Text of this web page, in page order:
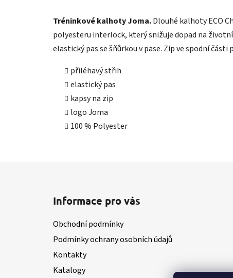
Tréninkové kalhoty Joma.Dlouhé kalhoty ECO
polyesteru interlock, který snižuje dopad na
elastický pas se šňůrkou v pase. Zip ve spodní
přiléhavý střih
elastický pas
kapsy na zip
logo Joma
100 % Polyester
Informace pro vás
Obchodní podmínky
Podmínky ochrany osobních údajů
Kontakty
Katalogy